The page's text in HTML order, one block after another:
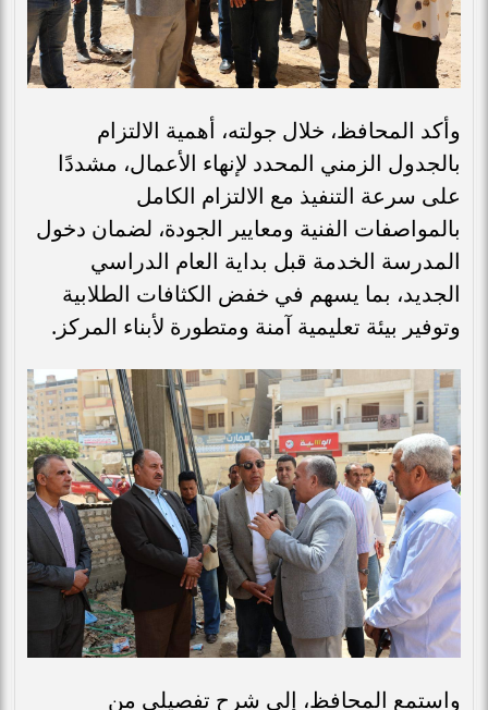
وأكد المحافظ، خلال جولته، أهمية الالتزام
بالجدول الزمني المحدد لإنهاء الأعمال، مشددًا
على سرعة التنفيذ مع الالتزام الكامل
بالمواصفات الفنية ومعايير الجودة، لضمان دخول
المدرسة الخدمة قبل بداية العام الدراسي
الجديد، بما يسهم في خفض الكثافات الطلابية
وتوفير بيئة تعليمية آمنة ومتطورة لأبناء المركز.
واستمع المحافظ، إلى شرح تفصيلي من